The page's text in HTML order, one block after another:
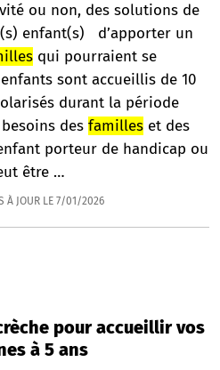
ou non, des solutions de
enfant(s) d’apporter un
qui pourraient se
sont accueillis de 10
durant la période
des familles et des
porteur de handicap ou
être …
À JOUR LE 7/01/2026
pour accueillir vos
à 5 ans